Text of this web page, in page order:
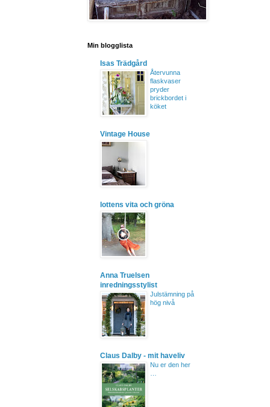
Min blogglista
Isas Trädgård
Återvunna
flaskvaser
pryder
brickbordet i
köket
Vintage House
lottens vita och gröna
Anna Truelsen
inredningsstylist
Julstämning på
hög nivå
Claus Dalby - mit haveliv
Nu er den her